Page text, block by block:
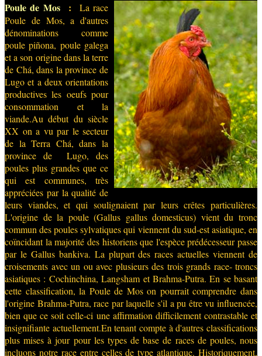
Poule de Mos :
La race
Poule de Mos, a d'autres
dénominations comme
poule piñona, poule galega
et a son origine dans la terre
de Chá, dans la province de
Lugo et a deux orientations
productives les oeufs pour
consommation et la
viande.Au début du siècle
XX on a vu par le secteur
de la Terra Chá, dans la
province de Lugo, des
poules plus grandes que ce
qui est communes, très
appréciées par la qualité de
leurs viandes, et qui soulignaient par leurs crêtes particulières.
L'origine de la poule (Gallus gallus domesticus) vient du tronc
commun des poules sylvatiques qui viennent du sud-est asiatique, en
coïncidant la majorité des historiens que l'espèce prédécesseur passe
par le Gallus bankiva. La plupart des races actuelles viennent de
croisements avec un ou avec plusieurs des trois grands race- troncs
asiatiques : Cochinchina, Langsham et Brahma-Putra. En se basant
cette classification, la Poule de Mos on pourrait comprendre dans
l'origine Brahma-Putra, race par laquelle s'il a pu être vu influencée,
bien que ce soit celle-ci une affirmation difficilement contrastable et
insignifiante actuellement.En tenant compte à d'autres classifications
plus mises à jour pour les types de base de races de poules, nous
incluons notre race entre celles de type atlantique. Historiquement,